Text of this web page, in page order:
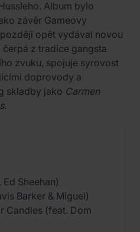
Album bylo
závěr Gameovy
opět vydával novou
z tradice gangsta
zvuku, spojuje syrovost
doprovody a
skladby jako Carmen
.
Sheehan)
Barker & Miguel)
Candles (feat. Dom